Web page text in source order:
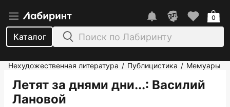
Каталог
0
Нехудожественная литература / Публицистика / Мемуары
Летят за днями дни...: Василий
Лановой